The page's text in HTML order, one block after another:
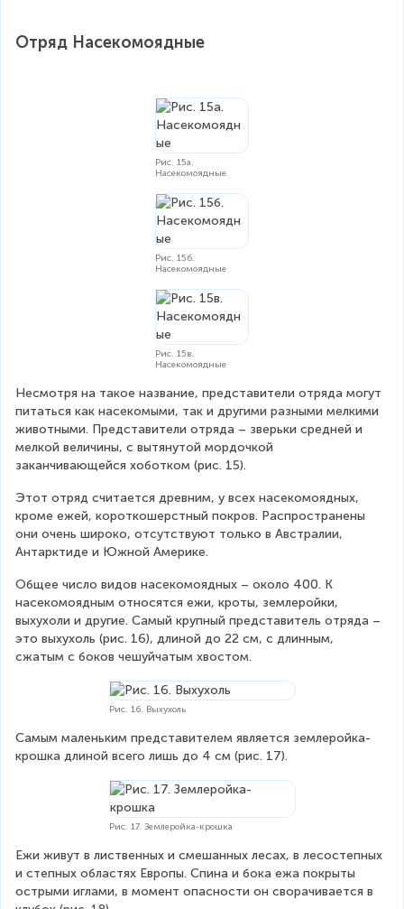
Отряд Насекомоядные
Рис. 15а.
Насекомоядные
Рис. 15б.
Насекомоядные
Рис. 15в.
Насекомоядные
Несмотря на такое название, представители отряда могут
питаться как насекомыми, так и другими разными мелкими
животными. Представители отряда – зверьки средней и
мелкой величины, с вытянутой мордочкой
заканчивающейся хоботком (рис. 15).
Этот отряд считается древним, у всех насекомоядных,
кроме ежей, короткошерстный покров. Распространены
они очень широко, отсутствуют только в Австралии,
Антарктиде и Южной Америке.
Общее число видов насекомоядных – около 400. К
насекомоядным относятся ежи, кроты, землеройки,
выхухоли и другие. Самый крупный представитель отряда –
это выхухоль (рис. 16), длиной до 22 см, с длинным,
сжатым с боков чешуйчатым хвостом.
Рис. 16. Выхухоль
Самым маленьким представителем является землеройка-
крошка длиной всего лишь до 4 см (рис. 17).
Рис. 17. Землеройка-крошка
Ежи живут в лиственных и смешанных лесах, в лесостепных
и степных областях Европы. Спина и бока ежа покрыты
острыми иглами, в момент опасности он сворачивается в